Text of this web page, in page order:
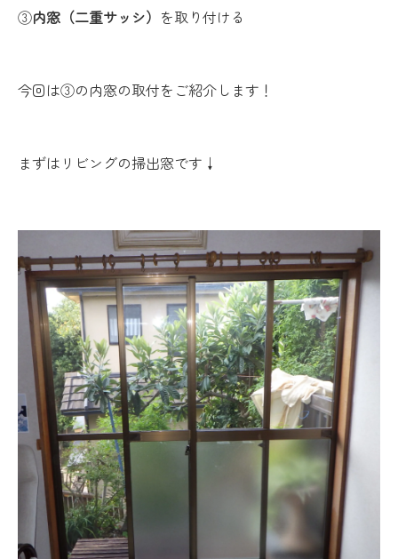
③内窓（二重サッシ） を取り付ける
今回は③の内窓の取付をご紹介します！
まずはリビングの掃出窓です↓